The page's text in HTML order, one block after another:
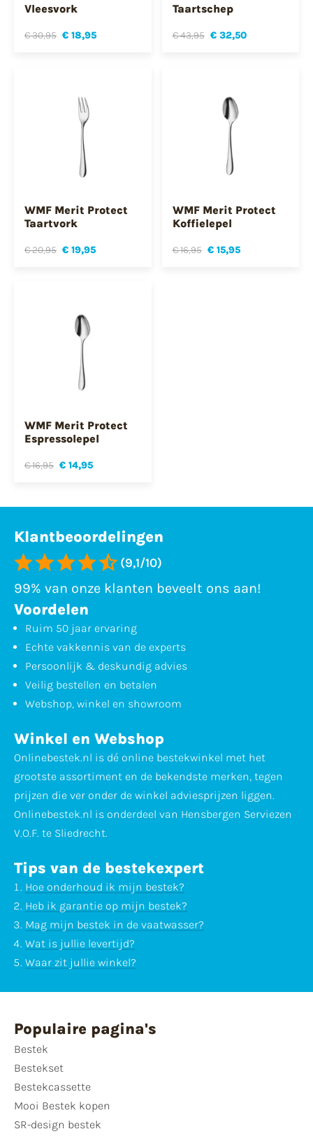
Vleesvork
€ 30,95 € 18,95
Taartschep
€ 43,95 € 32,50
WMF Merit Protect
Taartvork
€ 20,95 € 19,95
WMF Merit Protect
Koffielepel
€ 16,95 € 15,95
WMF Merit Protect
Espressolepel
€ 16,95 € 14,95
Klantbeoordelingen
(9,1/10)
99% van onze klanten beveelt ons aan!
Voordelen
Ruim 50 jaar ervaring
Echte vakkennis van de experts
Persoonlijk & deskundig advies
Veilig bestellen en betalen
Webshop, winkel en showroom
Winkel en Webshop
Onlinebestek.nl is dé online bestekwinkel met het
grootste assortiment en de bekendste merken, tegen
prijzen die ver onder de winkel adviesprijzen liggen.
Onlinebestek.nl is onderdeel van Hensbergen Serviezen
V.O.F. te Sliedrecht.
Tips van de bestekexpert
Hoe onderhoud ik mijn bestek?
Heb ik garantie op mijn bestek?
Mag mijn bestek in de vaatwasser?
Wat is jullie levertijd?
Waar zit jullie winkel?
Populaire pagina's
Bestek
Bestekset
Bestekcassette
Mooi Bestek kopen
SR-design bestek